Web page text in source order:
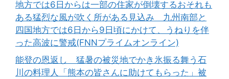
地方では6日からは一部の住家が倒壊するおそれも
ある猛烈な風が吹く所がある見込み 九州南部と
四国地方では6日から9日頃にかけて、うねりを伴
った高波に警戒(FNNプライムオンライン)
能登の恩返し 猛暑の被災地でかき氷振る舞う石
川の料理人「熊本の皆さんに助けてもらった」被